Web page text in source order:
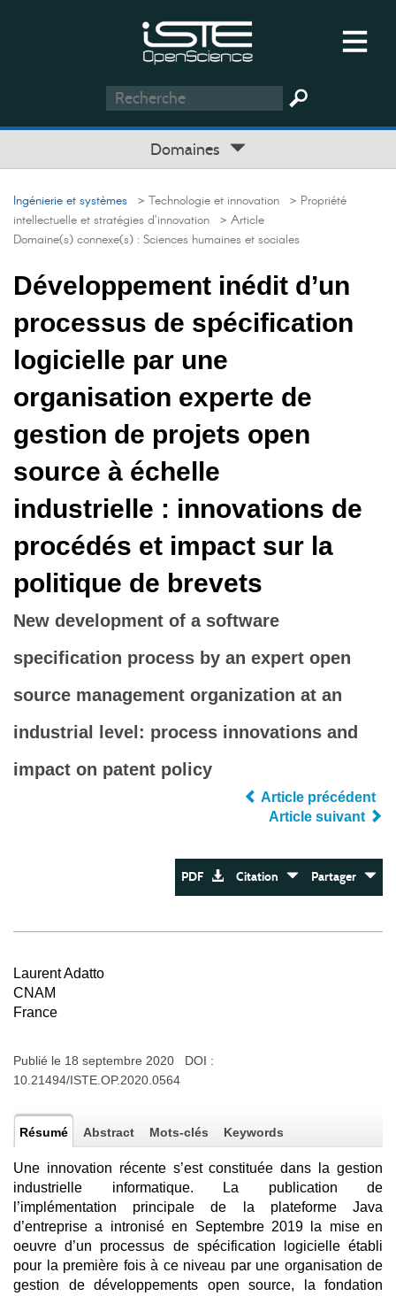
Domaines
Ingénierie et systèmes > Technologie et innovation > Propriété
intellectuelle et stratégies d’innovation > Article
Domaine(s) connexe(s) : Sciences humaines et sociales
Développement inédit d’un
processus de spécification
logicielle par une
organisation experte de
gestion de projets open
source à échelle
industrielle : innovations de
procédés et impact sur la
politique de brevets
New development of a software
specification process by an expert open
source management organization at an
industrial level: process innovations and
impact on patent policy
Article précédent
Article suivant
PDF Citation Partager
Laurent Adatto
CNAM
France
Publié le 18 septembre 2020 DOI :
10.21494/ISTE.OP.2020.0564
Résumé Abstract Mots-clés Keywords
Une innovation récente s’est constituée dans la gestion
industrielle informatique. La publication de
l’implémentation principale de la plateforme Java
d’entreprise a intronisé en Septembre 2019 la mise en
oeuvre d’un processus de spécification logicielle établi
pour la première fois à ce niveau par une organisation de
gestion de développements open source, la fondation